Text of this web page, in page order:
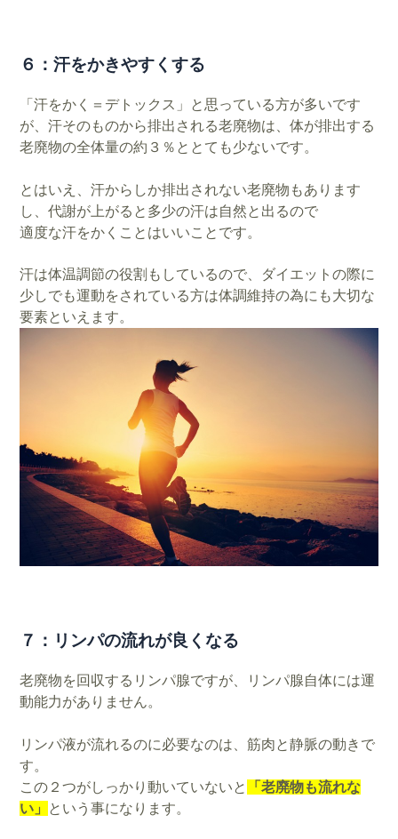
６：汗をかきやすくする
「汗をかく＝デトックス」と思っている方が多いです
が、汗そのものから排出される老廃物は、体が排出する
老廃物の全体量の約３％ととても少ないです。
とはいえ、汗からしか排出されない老廃物もあります
し、代謝が上がると多少の汗は自然と出るので
適度な汗をかくことはいいことです。
汗は体温調節の役割もしているので、ダイエットの際に
少しでも運動をされている方は体調維持の為にも大切な
要素といえます。
７：リンパの流れが良くなる
老廃物を回収するリンパ腺ですが、リンパ腺自体には運
動能力がありません。
リンパ液が流れるのに必要なのは、筋肉と静脈の動きで
す。
この２つがしっかり動いていないと
「老廃物も流れな
い」 という事になります。